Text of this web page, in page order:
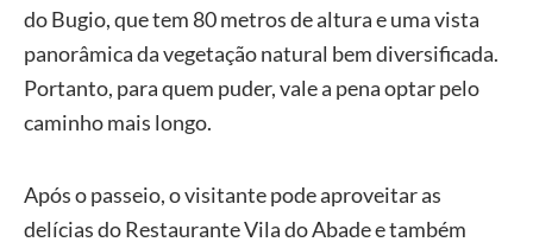
do Bugio, que tem 80 metros de altura e uma vista
panorâmica da vegetação natural bem diversificada.
Portanto, para quem puder, vale a pena optar pelo
caminho mais longo.
Após o passeio, o visitante pode aproveitar as
delícias do Restaurante Vila do Abade e também